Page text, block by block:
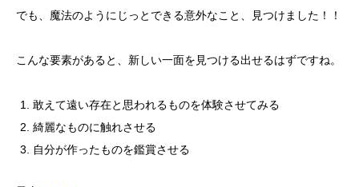
でも、魔法のようにじっとできる意外なこと、見つけました！！
こんな要素があると、新しい一面を見つける出せるはずですね。
敢えて遠い存在と思われるものを体験させてみる
綺麗なものに触れさせる
自分が作ったものを鑑賞させる